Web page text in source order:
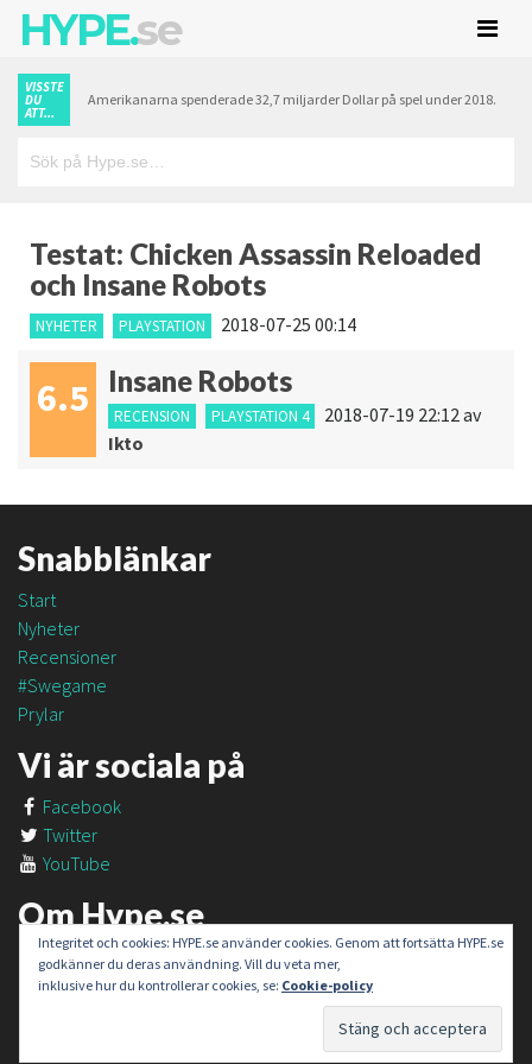
HYPE.se
VISSTE
DU
ATT...
Amerikanarna spenderade 32,7 miljarder Dollar på spel under 2018.
Testat: Chicken Assassin Reloaded
och Insane Robots
NYHETER PLAYSTATION 2018-07-25 00:14
6.5 Insane Robots
RECENSION PLAYSTATION 4 2018-07-19 22:12av
Ikto
Snabblänkar
Start
Nyheter
Recensioner
#Swegame
Prylar
Vi är sociala på
Facebook
Twitter
YouTube
Om Hype.se
Om oss
Om #SweGame
Integritet och cookies: HYPE.se använder cookies. Genom att fortsätta HYPE.se
godkänner du deras användning. Vill du veta mer,
inklusive hur du kontrollerar cookies, se: Cookie-policy